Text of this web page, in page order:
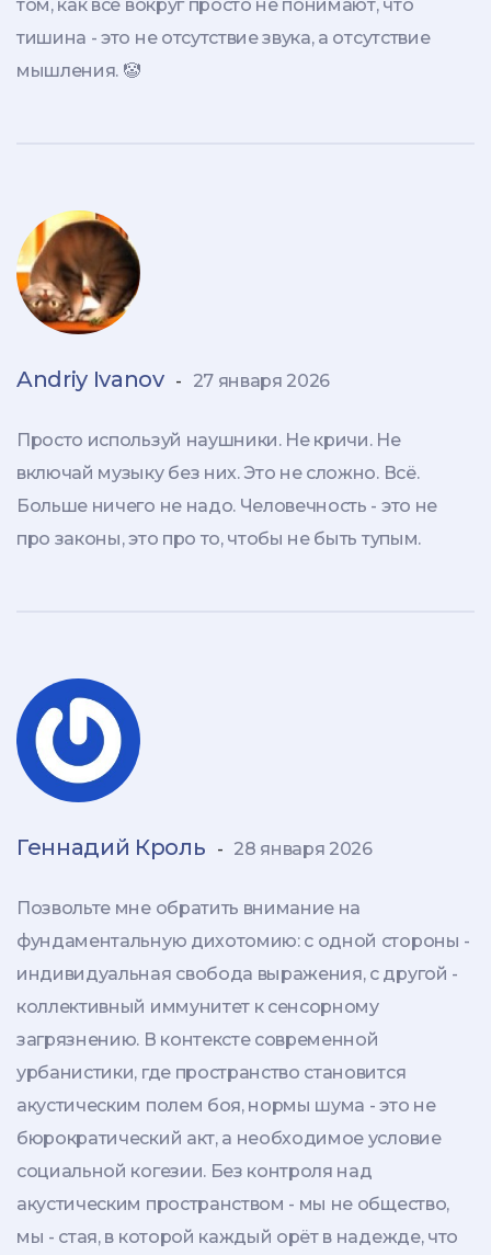
том, как все вокруг просто не понимают, что
тишина - это не отсутствие звука, а отсутствие
мышления. 🤡
Andriy Ivanov - 27 января 2026
Просто используй наушники. Не кричи. Не
включай музыку без них. Это не сложно. Всё.
Больше ничего не надо. Человечность - это не
про законы, это про то, чтобы не быть тупым.
Геннадий Кроль - 28 января 2026
Позвольте мне обратить внимание на
фундаментальную дихотомию: с одной стороны -
индивидуальная свобода выражения, с другой -
коллективный иммунитет к сенсорному
загрязнению. В контексте современной
урбанистики, где пространство становится
акустическим полем боя, нормы шума - это не
бюрократический акт, а необходимое условие
социальной когезии. Без контроля над
акустическим пространством - мы не общество,
мы - стая, в которой каждый орёт в надежде, что